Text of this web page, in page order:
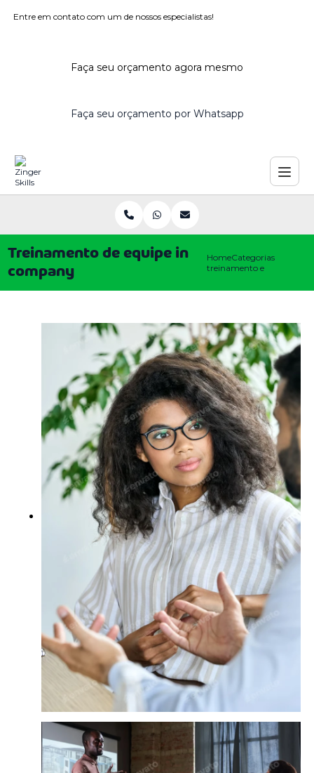
Entre em contato com um de nossos especialistas!
Faça seu orçamento agora mesmo
Faça seu orçamento por Whatsapp
HomeCategorias
treinamento equipe in
Treinamento de equipe in
company